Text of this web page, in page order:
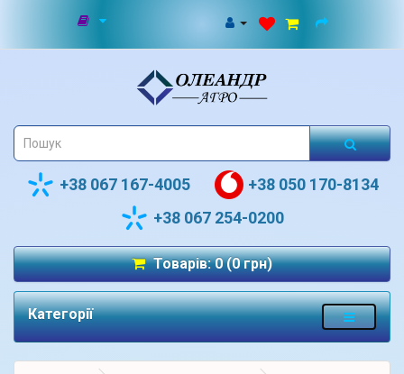
+38 067 167-4005
+38 050 170-8134
+38 067 254-0200
Товарів: 0 (0 грн)
Категорії